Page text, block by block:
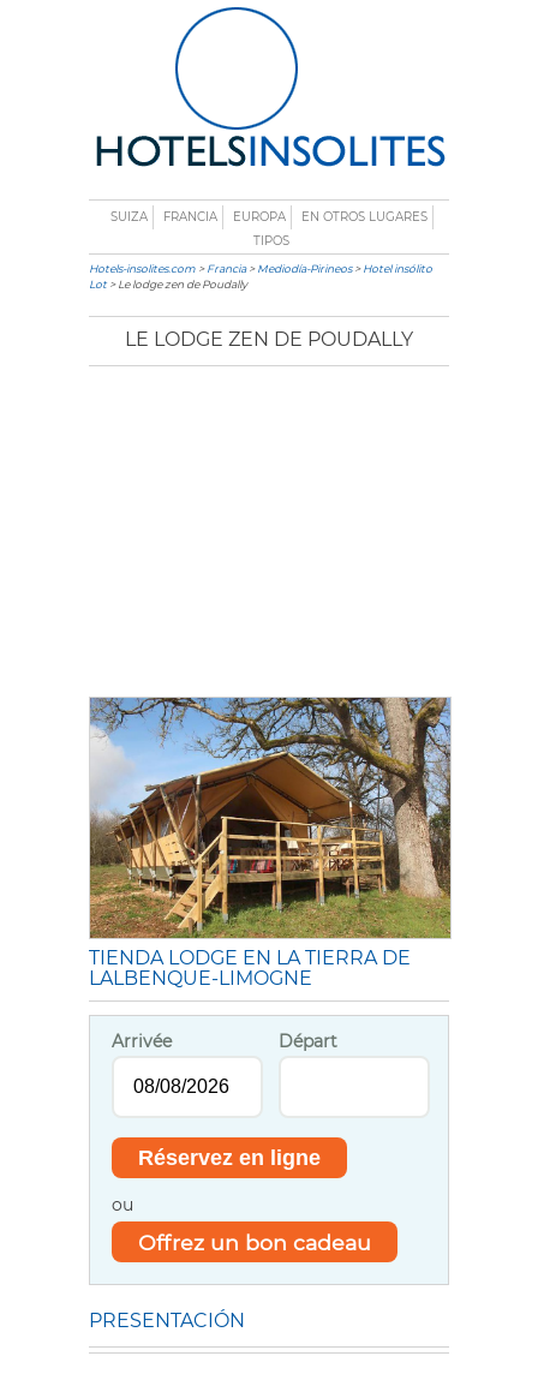
SUIZA FRANCIA EUROPA
EN OTROS LUGARES
TIPOS
Hotels-insolites.com >Francia>Mediodía-Pirineos>Hotel insólito
Lot> Le lodge zen de Poudally
LE LODGE ZEN DE POUDALLY
TIENDA LODGE EN LA TIERRA DE
LALBENQUE-LIMOGNE
Arrivée Départ
ou
Offrez un bon cadeau
PRESENTACIÓN